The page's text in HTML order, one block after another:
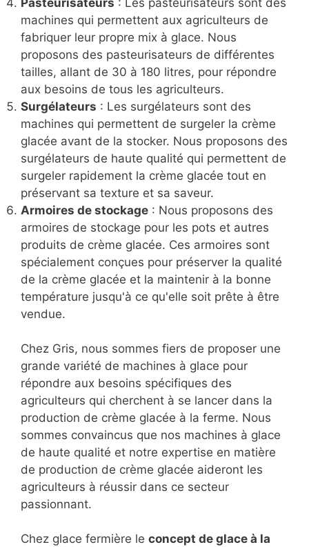
Pasteurisateurs : Les pasteurisateurs sont des
machines qui permettent aux agriculteurs de
fabriquer leur propre mix à glace. Nous
proposons des pasteurisateurs de différentes
tailles, allant de 30 à 180 litres, pour répondre
aux besoins de tous les agriculteurs.
Surgélateurs : Les surgélateurs sont des
machines qui permettent de surgeler la crème
glacée avant de la stocker. Nous proposons des
surgélateurs de haute qualité qui permettent de
surgeler rapidement la crème glacée tout en
préservant sa texture et sa saveur.
Armoires de stockage : Nous proposons des
armoires de stockage pour les pots et autres
produits de crème glacée. Ces armoires sont
spécialement conçues pour préserver la qualité
de la crème glacée et la maintenir à la bonne
température jusqu'à ce qu'elle soit prête à être
vendue.
Chez Gris, nous sommes fiers de proposer une
grande variété de machines à glace pour
répondre aux besoins spécifiques des
agriculteurs qui cherchent à se lancer dans la
production de crème glacée à la ferme. Nous
sommes convaincus que nos machines à glace
de haute qualité et notre expertise en matière
de production de crème glacée aideront les
agriculteurs à réussir dans ce secteur
passionnant.
Chez glace fermière le concept de glace à la